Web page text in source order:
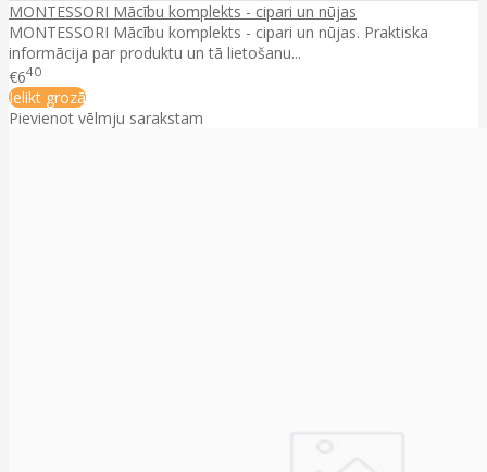
MONTESSORI Mācību komplekts - cipari un nūjas
MONTESSORI Mācību komplekts - cipari un nūjas. Praktiska
informācija par produktu un tā lietošanu...
€640
Ielikt grozā
Pievienot vēlmju sarakstam